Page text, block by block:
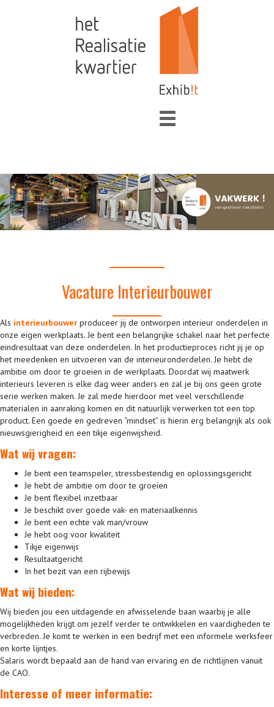
Vacature Interieurbouwer
Als interieurbouwer produceer jij de ontworpen interieur onderdelen in
onze eigen werkplaats. Je bent een belangrijke schakel naar het perfecte
eindresultaat van deze onderdelen. In het productieproces richt jij je op
het meedenken en uitvoeren van de interieuronderdelen. Je hebt de
ambitie om door te groeien in de werkplaats. Doordat wij maatwerk
interieurs leveren is elke dag weer anders en zal je bij ons geen grote
serie werken maken. Je zal mede hierdoor met veel verschillende
materialen in aanraking komen en dit natuurlijk verwerken tot een top
product. Een goede en gedreven “mindset” is hierin erg belangrijk als ook
nieuwsgierigheid en een tikje eigenwijsheid.
Wat wij vragen:
Je bent een teamspeler, stressbestendig en oplossingsgericht
Je hebt de ambitie om door te groeien
Je bent flexibel inzetbaar
Je beschikt over goede vak- en materiaalkennis
Je bent een echte vak man/vrouw
Je hebt oog voor kwaliteit
Tikje eigenwijs
Resultaatgericht
In het bezit van een rijbewijs
Wat wij bieden:
Wij bieden jou een uitdagende en afwisselende baan waarbij je alle
mogelijkheden krijgt om jezelf verder te ontwikkelen en vaardigheden te
verbreden. Je komt te werken in een bedrijf met een informele werksfeer
en korte lijntjes.
Salaris wordt bepaald aan de hand van ervaring en de richtlijnen vanuit
de CAO.
Interesse of meer informatie: